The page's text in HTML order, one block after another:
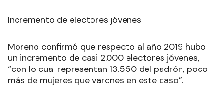
Incremento de electores jóvenes
Moreno confirmó que respecto al año 2019 hubo
un incremento de casi 2.000 electores jóvenes,
“con lo cual representan 13.550 del padrón, poco
más de mujeres que varones en este caso”.